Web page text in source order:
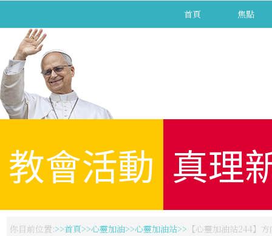
首頁 焦點
教會活動 真理
你目前位置: 首頁 心靈加油 心靈加油站 【心靈加油站244】